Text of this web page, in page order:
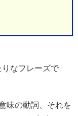
なフレーズで
味の動詞、それを